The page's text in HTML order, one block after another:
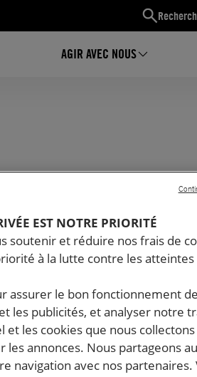
AGIR AVEC NOUS
EST NOTRE PRIORITÉ
soutenir et réduire nos frais de
à la lutte contre les
assurer le bon fonctionnement
les publicités, et analyser notre
et les cookies que nous
annonces. Nous partageons
navigation avec nos partenaires.